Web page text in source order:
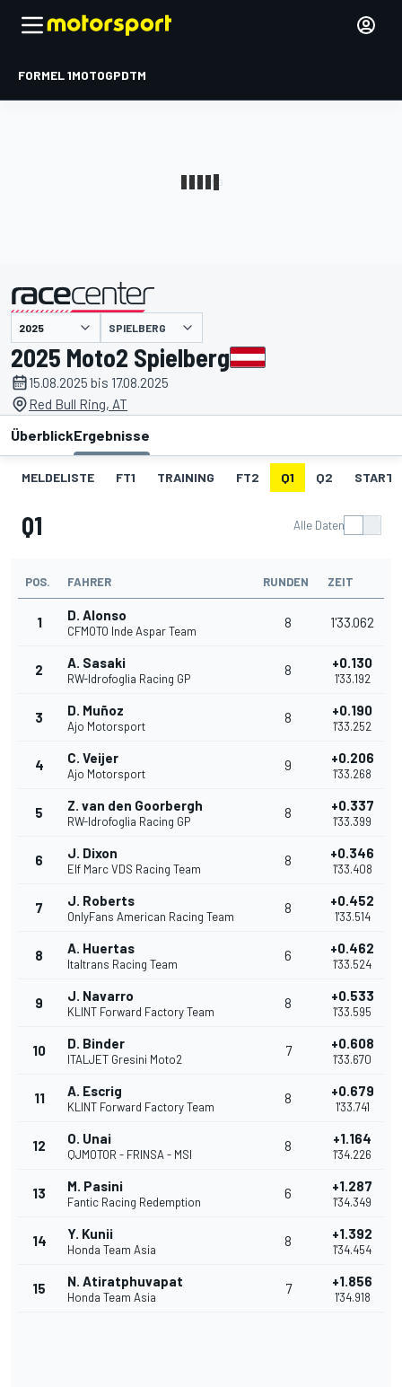
FORMEL 1MOTOGPDTM
SPIELBERG
2025 Moto2 Spielberg
15.08.2025 bis 17.08.2025
Red Bull Ring, AT
ÜberblickErgebnisse
MELDELISTE FT1 TRAINING FT2 Q1 Q2
Q1 Alle Daten
POS. FAHRER RUNDEN ZEIT
1 D. Alonso
CFMOTO Inde Aspar Team
8 1'33.062
2 A. Sasaki
RW-Idrofoglia Racing GP
8 +0.130
1'33.192
3 D. Muñoz
Ajo Motorsport
8 +0.190
1'33.252
4 C. Veijer
Ajo Motorsport
9 +0.206
1'33.268
5 Z. van den Goorbergh
RW-Idrofoglia Racing GP
8 +0.337
1'33.399
6 J. Dixon
Elf Marc VDS Racing Team
8 +0.346
1'33.408
7 J. Roberts
OnlyFans American Racing Team
8 +0.452
1'33.514
8 A. Huertas
Italtrans Racing Team
6 +0.462
1'33.524
9 J. Navarro
KLINT Forward Factory Team
8 +0.533
1'33.595
10 D. Binder
ITALJET Gresini Moto2
7 +0.608
1'33.670
11 A. Escrig
KLINT Forward Factory Team
8 +0.679
1'33.741
12 O. Unai
QJMOTOR - FRINSA - MSI
8 +1.164
1'34.226
13 M. Pasini
Fantic Racing Redemption
6 +1.287
1'34.349
14 Y. Kunii
Honda Team Asia
8 +1.392
1'34.454
15 N. Atiratphuvapat
Honda Team Asia
7 +1.856
1'34.918